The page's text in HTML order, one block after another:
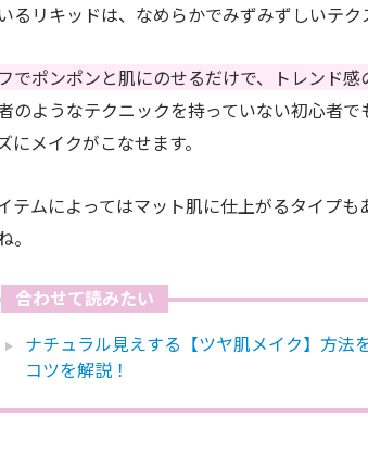
るリキッドは、なめらかでみずみずしいテク
でポンポンと肌にのせるだけで、トレンド感
のようなテクニックを持っていない初心者
にメイクがこなせます。
テムによってはマット肌に仕上がるタイプ
。
合わせて読みたい
ナチュラル見えする【ツヤ肌メイク】方法
コツを解説！